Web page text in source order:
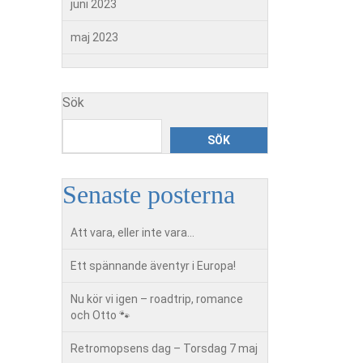
juni 2023
maj 2023
Sök
SÖK
Senaste posterna
Att vara, eller inte vara…
Ett spännande äventyr i Europa!
Nu kör vi igen – roadtrip, romance
och Otto 🐾
Retromopsens dag – Torsdag 7 maj